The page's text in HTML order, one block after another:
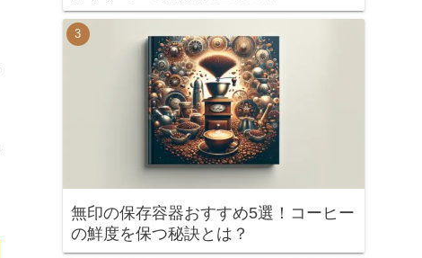
無印の保存容器おすすめ5選！コーヒー
の鮮度を保つ秘訣とは？